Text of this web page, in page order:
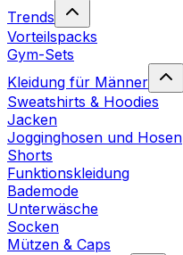
Trends
Vorteilspacks
Gym-Sets
Kleidung für Männer
Sweatshirts & Hoodies
Jacken
Jogginghosen und Hosen
Shorts
Funktionskleidung
Bademode
Unterwäsche
Socken
Mützen & Caps